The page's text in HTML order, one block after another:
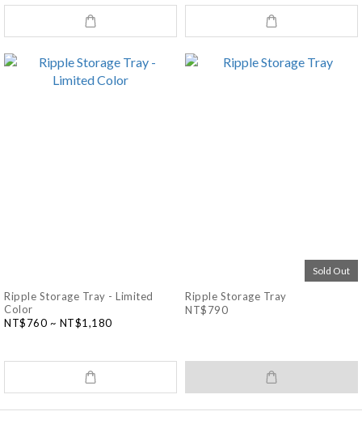
Ripple Storage Tray - Limited
Color
NT$760 ~ NT$1,180
Sold Out
Ripple Storage Tray
NT$790